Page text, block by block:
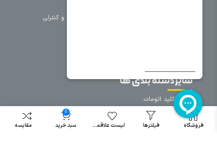
تجهیزات حفاظتی و کنترلی
سایر دسته بندی ها
خرید کلید اتومات
خرید کنتاکتور
خرید فیوز
فروشگاه فیلترها لیست علاقمندی
0
سبد خرید مقایسه